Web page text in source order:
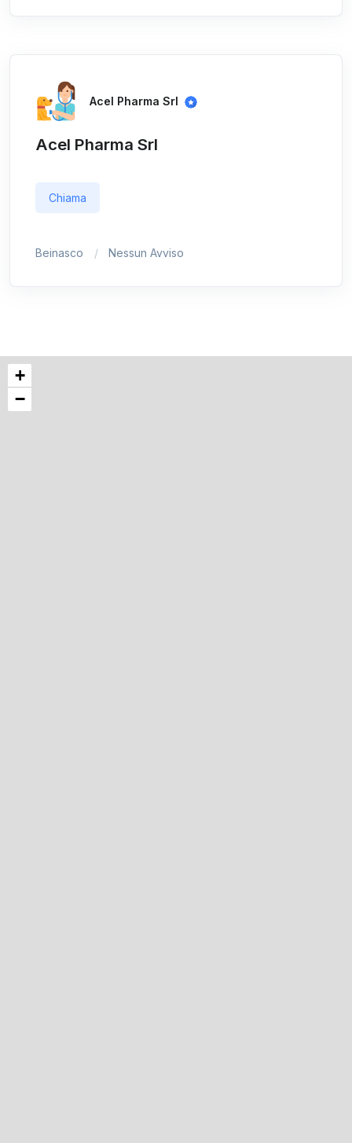
Acel Pharma Srl
Acel Pharma Srl
Chiama
Beinasco Nessun Avviso
+
−